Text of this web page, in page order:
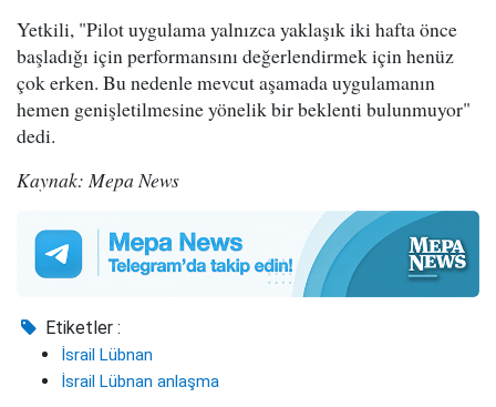
Yetkili, "Pilot uygulama yalnızca yaklaşık iki hafta önce
başladığı için performansını değerlendirmek için henüz
çok erken. Bu nedenle mevcut aşamada uygulamanın
hemen genişletilmesine yönelik bir beklenti bulunmuyor"
dedi.
Kaynak: Mepa News
Etiketler :
İsrail Lübnan
İsrail Lübnan anlaşma